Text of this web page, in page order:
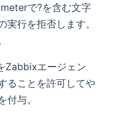
で?を含む文字
行を拒否します。
Zabbixエージェン
ることを許可してや
与。